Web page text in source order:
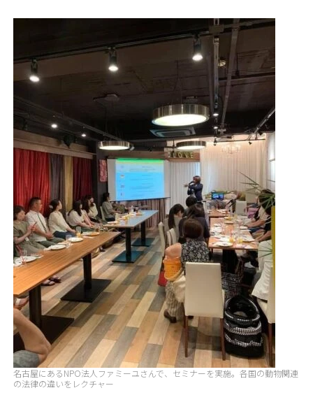
名古屋にあるNPO法人ファミーユさんで、セミナーを実施。各国の動物関連
の法律の違いをレクチャー